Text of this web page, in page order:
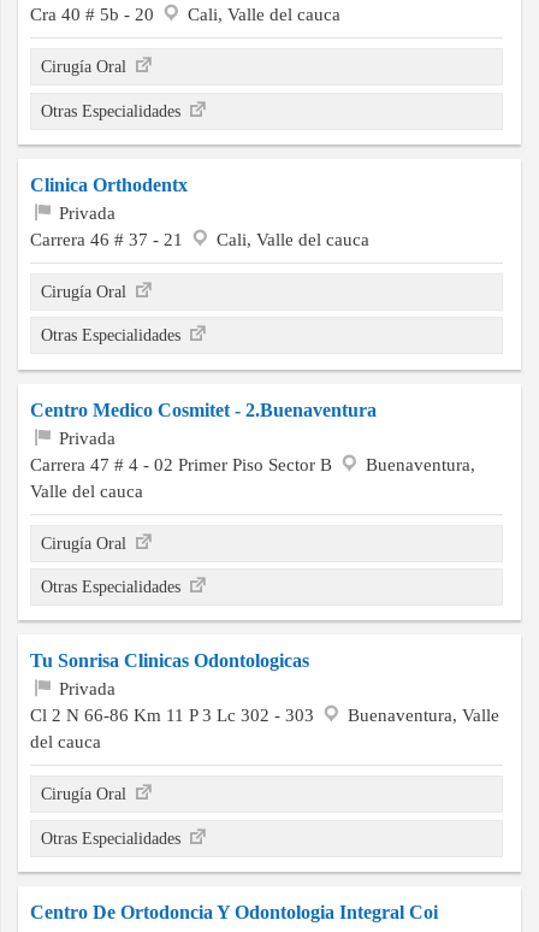
Cra 40 # 5b - 20
Cali, Valle del cauca
Cirugía Oral
Otras Especialidades
Clinica Orthodentx
Privada
Carrera 46 # 37 - 21
Cali, Valle del cauca
Cirugía Oral
Otras Especialidades
Centro Medico Cosmitet - 2.Buenaventura
Privada
Carrera 47 # 4 - 02 Primer Piso Sector B
Buenaventura,
Valle del cauca
Cirugía Oral
Otras Especialidades
Tu Sonrisa Clinicas Odontologicas
Privada
Cl 2 N 66-86 Km 11 P 3 Lc 302 - 303
Buenaventura, Valle
del cauca
Cirugía Oral
Otras Especialidades
Centro De Ortodoncia Y Odontologia Integral Coi